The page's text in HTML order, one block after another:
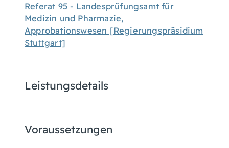
Referat 95 - Landesprüfungsamt für
Medizin und Pharmazie,
Approbationswesen [Regierungspräsidium
Stuttgart]
Leistungsdetails
Voraussetzungen